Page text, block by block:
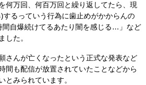
何万回、何百万回と繰り返してたら、現
するっていう行為に歯止めがかからんの
間自爆続けてるあたり闇を感じる…」など
した。
さんが亡くなったという正式な発表など
間も配信が放置されていたことなどから
とみられています。